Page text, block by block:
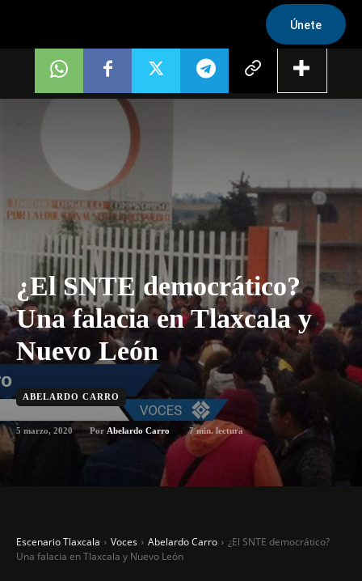
Únete
¿El SNTE democrático?
Una falacia en Tlaxcala y
Nuevo León
ABELARDO CARRO
5 marzo, 2020 Por Abelardo Carro 7min. lectura
Escenario Tlaxcala Voces Abelardo Carro
¿El SNTE democrático?
Una falacia en Tlaxcala y Nuevo León